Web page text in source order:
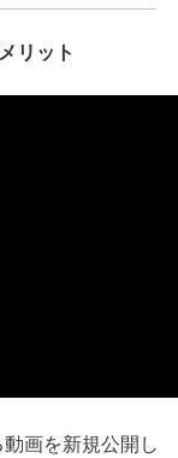
リット
画を新規公開し